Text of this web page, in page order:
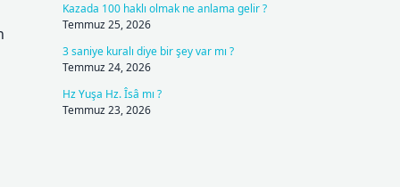
Kazada 100 haklı olmak ne anlama gelir ?
Temmuz 25, 2026
3 saniye kuralı diye bir şey var mı ?
Temmuz 24, 2026
Hz Yuşa Hz. Îsâ mı ?
Temmuz 23, 2026